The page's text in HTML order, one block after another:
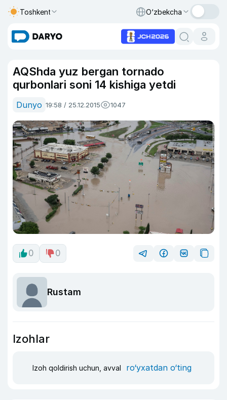
Toshkent O‘zbekcha
AQShda yuz bergan tornado
qurbonlari soni 14 kishiga yetdi
Dunyo 19:58 / 25.12.2015 1047
0 0
Rustam
Izohlar
Izoh qoldirish uchun, avval ro‘yxatdan o‘ting